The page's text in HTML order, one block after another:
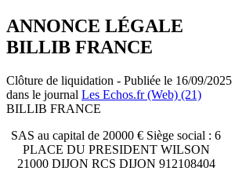
ANNONCE LÉGALE
BILLIB FRANCE
Clôture de liquidation - Publiée le 16/09/2025
dans le journal Les Echos.fr (Web) (21)
BILLIB FRANCE
SAS au capital de 20000 € Siège social : 6
PLACE DU PRESIDENT WILSON
21000 DIJON RCS DIJON 912108404